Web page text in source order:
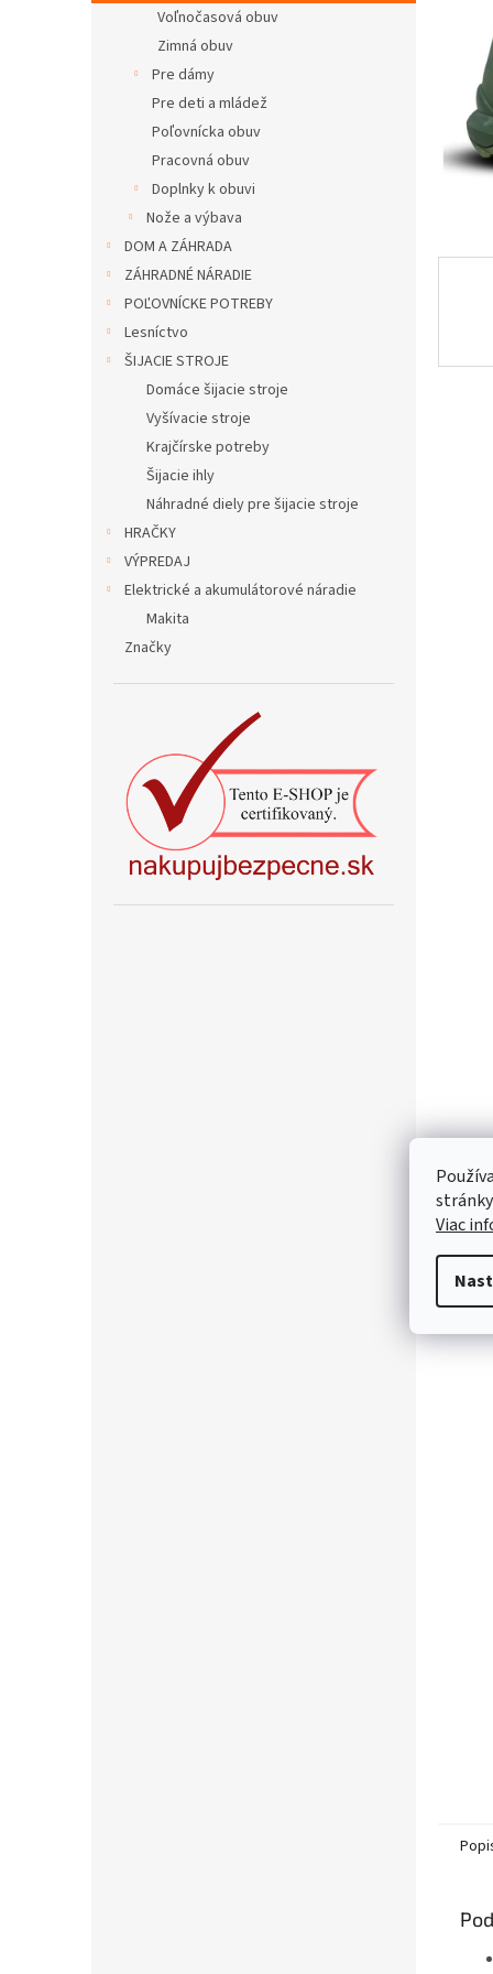
Viac
Voľnočasová obuv
Zimná obuv
Pre dámy
Pre deti a mládež
Poľovnícka obuv
Pracovná obuv
Doplnky k obuvi
Nože a výbava
DOM A ZÁHRADA
ZÁHRADNÉ NÁRADIE
POĽOVNÍCKE POTREBY
Lesníctvo
ŠIJACIE STROJE
Domáce šijacie stroje
Vyšívacie stroje
Krajčírske potreby
Šijacie ihly
Náhradné diely pre šijacie stroje
HRAČKY
VÝPREDAJ
Elektrické a akumulátorové náradie
Makita
Značky